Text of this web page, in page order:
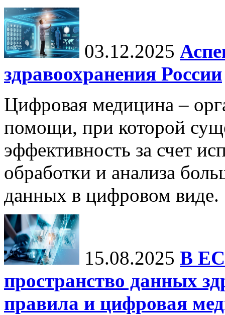
03.12.2025
здравоохранения России
Цифровая медицина –
помощи, при которой
эффективность за счет
обработки и анализа
данных в цифровом виде.
15.08.2025 В ЕС
пространство данных
правила и цифровая